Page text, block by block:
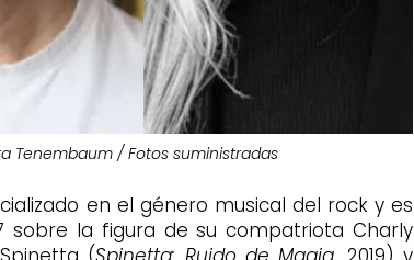
Tenembaum / Fotos suministradas
en el género musical del rock y es
sobre la figura de su compatriota Charly